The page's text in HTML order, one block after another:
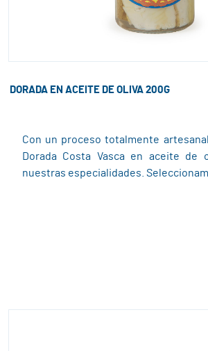
DORADA EN ACEITE DE OLIVA 200G
Con un proceso totalmente
Dorada Costa Vasca en aceite de
nuestras especialidades.